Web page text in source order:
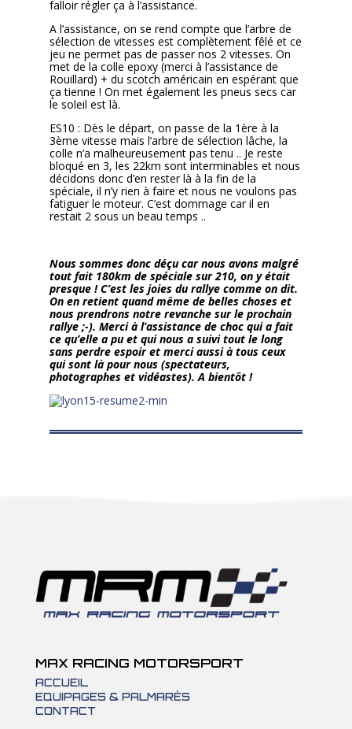
falloir régler ça à l’assistance.
A l’assistance, on se rend compte que l’arbre de
sélection de vitesses est complètement fêlé et ce
jeu ne permet pas de passer nos 2 vitesses. On
met de la colle epoxy (merci à l’assistance de
Rouillard) + du scotch américain en espérant que
ça tienne ! On met également les pneus secs car
le soleil est là.
ES10 : Dès le départ, on passe de la 1ère à la
3ème vitesse mais l’arbre de sélection lâche, la
colle n’a malheureusement pas tenu .. Je reste
bloqué en 3, les 22km sont interminables et nous
décidons donc d’en rester là à la fin de la
spéciale, il n’y rien à faire et nous ne voulons pas
fatiguer le moteur. C’est dommage car il en
restait 2 sous un beau temps ..
Nous sommes donc déçu car nous avons malgré
tout fait 180km de spéciale sur 210, on y était
presque ! C’est les joies du rallye comme on dit.
On en retient quand même de belles choses et
nous prendrons notre revanche sur le prochain
rallye ;-). Merci à l’assistance de choc qui a fait
ce qu’elle a pu et qui nous a suivi tout le long
sans perdre espoir et merci aussi à tous ceux
qui sont là pour nous (spectateurs,
photographes et vidéastes).A bientôt !
MAX RACING MOTORSPORT
ACCUEIL
EQUIPAGES & PALMARÈS
CONTACT